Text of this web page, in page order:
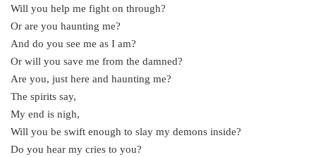
Will you help me fight on through?
Or are you haunting me?
And do you see me as I am?
Or will you save me from the damned?
Are you, just here and haunting me?
The spirits say,
My end is nigh,
Will you be swift enough to slay my demons inside?
Do you hear my cries to you?